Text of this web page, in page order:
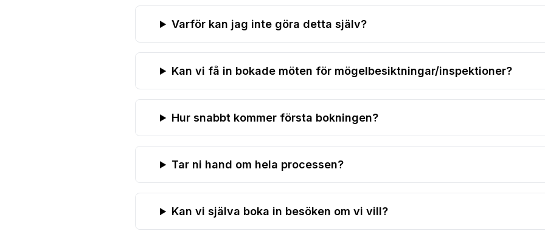
Varför kan jag inte göra detta själv?
Kan vi få in bokade möten för mögelbesiktningar/inspektioner?
Hur snabbt kommer första bokningen?
Tar ni hand om hela processen?
Kan vi själva boka in besöken om vi vill?